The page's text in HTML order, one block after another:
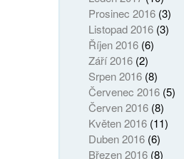
Prosinec 2016(3)
Listopad 2016(3)
Říjen 2016(6)
Září 2016(2)
Srpen 2016(8)
Červenec 2016(5)
Červen 2016(8)
Květen 2016(11)
Duben 2016(6)
Březen 2016(8)